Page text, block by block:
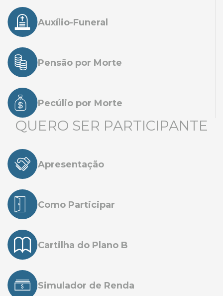
Auxílio-Funeral
Pensão por Morte
Pecúlio por Morte
QUERO SER PARTICIPANTE
Apresentação
Como Participar
Cartilha do Plano B
Simulador de Renda